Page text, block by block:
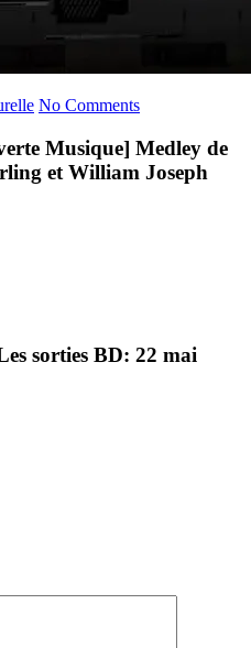
No Comments
Musique] Medley de
et William Joseph
sorties BD: 22 mai